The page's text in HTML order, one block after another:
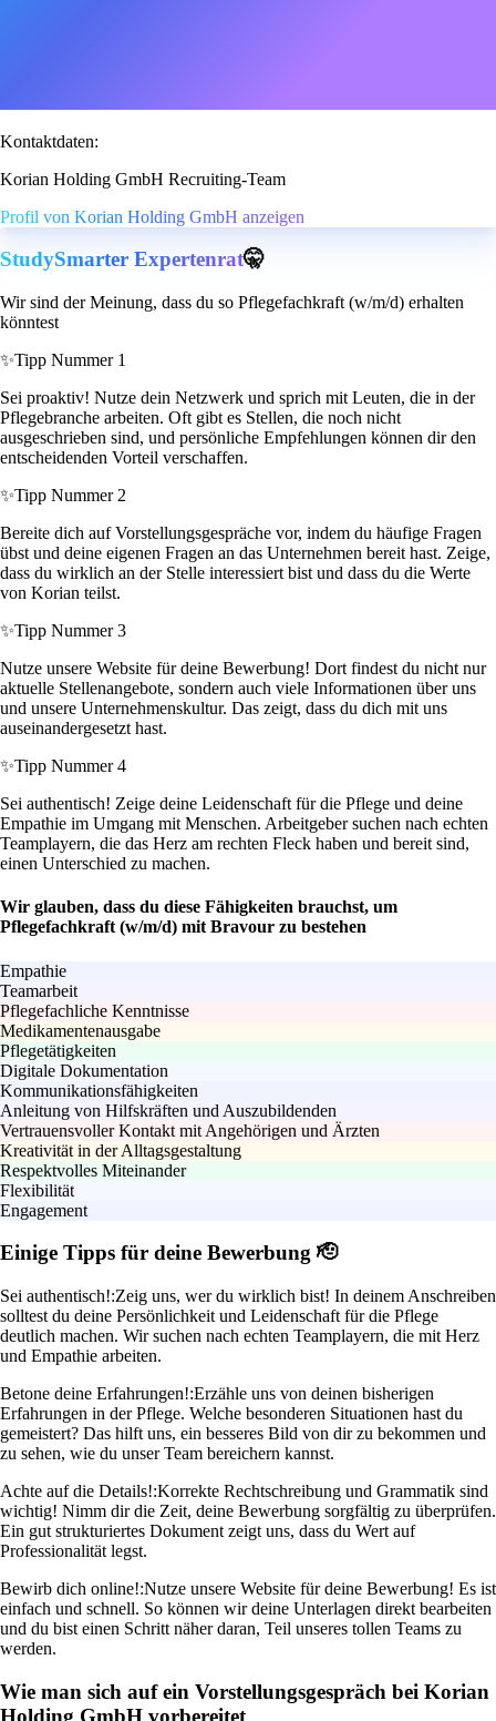
Kontaktdaten:
Korian Holding GmbH Recruiting-Team
Profil von Korian Holding GmbH anzeigen
StudySmarter Expertenrat🤫
Wir sind der Meinung, dass du so Pflegefachkraft (w/m/d) erhalten
könntest
✨Tipp Nummer 1
Sei proaktiv! Nutze dein Netzwerk und sprich mit Leuten, die in der
Pflegebranche arbeiten. Oft gibt es Stellen, die noch nicht
ausgeschrieben sind, und persönliche Empfehlungen können dir den
entscheidenden Vorteil verschaffen.
✨Tipp Nummer 2
Bereite dich auf Vorstellungsgespräche vor, indem du häufige Fragen
übst und deine eigenen Fragen an das Unternehmen bereit hast. Zeige,
dass du wirklich an der Stelle interessiert bist und dass du die Werte
von Korian teilst.
✨Tipp Nummer 3
Nutze unsere Website für deine Bewerbung! Dort findest du nicht nur
aktuelle Stellenangebote, sondern auch viele Informationen über uns
und unsere Unternehmenskultur. Das zeigt, dass du dich mit uns
auseinandergesetzt hast.
✨Tipp Nummer 4
Sei authentisch! Zeige deine Leidenschaft für die Pflege und deine
Empathie im Umgang mit Menschen. Arbeitgeber suchen nach echten
Teamplayern, die das Herz am rechten Fleck haben und bereit sind,
einen Unterschied zu machen.
Wir glauben, dass du diese Fähigkeiten brauchst, um
Pflegefachkraft (w/m/d) mit Bravour zu bestehen
Empathie
Teamarbeit
Pflegefachliche Kenntnisse
Medikamentenausgabe
Pflegetätigkeiten
Digitale Dokumentation
Kommunikationsfähigkeiten
Anleitung von Hilfskräften und Auszubildenden
Vertrauensvoller Kontakt mit Angehörigen und Ärzten
Kreativität in der Alltagsgestaltung
Respektvolles Miteinander
Flexibilität
Engagement
Einige Tipps für deine Bewerbung 🫡
Sei authentisch!:Zeig uns, wer du wirklich bist! In deinem Anschreiben
solltest du deine Persönlichkeit und Leidenschaft für die Pflege
deutlich machen. Wir suchen nach echten Teamplayern, die mit Herz
und Empathie arbeiten.
Betone deine Erfahrungen!:Erzähle uns von deinen bisherigen
Erfahrungen in der Pflege. Welche besonderen Situationen hast du
gemeistert? Das hilft uns, ein besseres Bild von dir zu bekommen und
zu sehen, wie du unser Team bereichern kannst.
Achte auf die Details!:Korrekte Rechtschreibung und Grammatik sind
wichtig! Nimm dir die Zeit, deine Bewerbung sorgfältig zu überprüfen.
Ein gut strukturiertes Dokument zeigt uns, dass du Wert auf
Professionalität legst.
Bewirb dich online!:Nutze unsere Website für deine Bewerbung! Es ist
einfach und schnell. So können wir deine Unterlagen direkt bearbeiten
und du bist einen Schritt näher daran, Teil unseres tollen Teams zu
werden.
Wie man sich auf ein Vorstellungsgespräch bei Korian
Holding GmbH vorbereitet